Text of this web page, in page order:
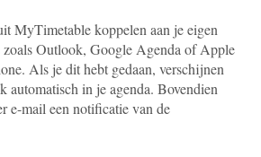
MyTimetable koppelen aan je eigen
zoals Outlook, Google Agenda of Apple
Als je dit hebt gedaan, verschijnen
automatisch in je agenda. Bovendien
e-mail een notificatie van de